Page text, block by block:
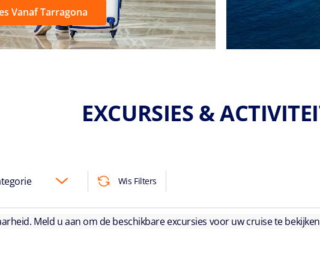
Vanaf Tarragona
EXCURSIES &
Wis Filters
Meld u aan om de beschikbare excursies voor uw cruise te